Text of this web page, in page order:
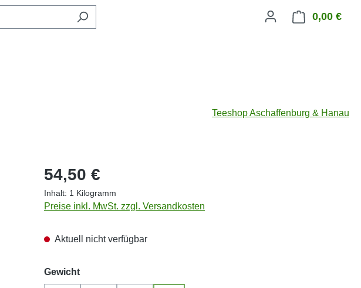
0,00 €
Teeshop Aschaffenburg & Hanau
Regulärer Preis:
54,50 €
Inhalt: 1 Kilogramm
Preise inkl. MwSt. zzgl. Versandkosten
Aktuell nicht verfügbar
Gewichtauswählen